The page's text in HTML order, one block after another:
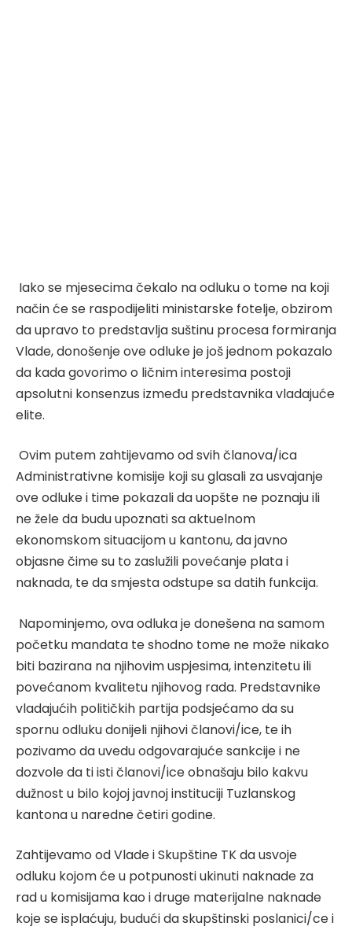
Iako se mjesecima čekalo na odluku o tome na koji
način će se raspodijeliti ministarske fotelje, obzirom
da upravo to predstavlja suštinu procesa formiranja
Vlade, donošenje ove odluke je još jednom pokazalo
da kada govorimo o ličnim interesima postoji
apsolutni konsenzus između predstavnika vladajuće
elite.
Ovim putem zahtijevamo od svih članova/ica
Administrativne komisije koji su glasali za usvajanje
ove odluke i time pokazali da uopšte ne poznaju ili
ne žele da budu upoznati sa aktuelnom
ekonomskom situacijom u kantonu, da javno
objasne čime su to zaslužili povećanje plata i
naknada, te da smjesta odstupe sa datih funkcija.
Napominjemo, ova odluka je donešena na samom
početku mandata te shodno tome ne može nikako
biti bazirana na njihovim uspjesima, intenzitetu ili
povećanom kvalitetu njihovog rada. Predstavnike
vladajućih političkih partija podsjećamo da su
spornu odluku donijeli njihovi članovi/ice, te ih
pozivamo da uvedu odgovarajuće sankcije i ne
dozvole da ti isti članovi/ice obnašaju bilo kakvu
dužnost u bilo kojoj javnoj instituciji Tuzlanskog
kantona u naredne četiri godine.
Zahtijevamo od Vlade i Skupštine TK da usvoje
odluku kojom će u potpunosti ukinuti naknade za
rad u komisijama kao i druge materijalne naknade
koje se isplaćuju, budući da skupštinski poslanici/ce i